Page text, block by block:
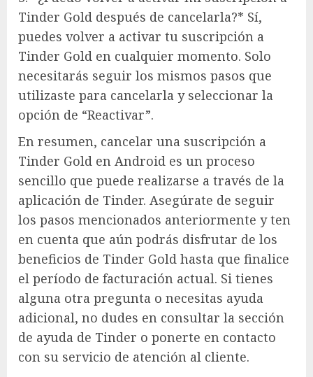
Tinder Gold después de cancelarla?* Sí,
puedes volver a activar tu suscripción a
Tinder Gold en cualquier momento. Solo
necesitarás seguir los mismos pasos que
utilizaste para cancelarla y seleccionar la
opción de “Reactivar”.
En resumen, cancelar una suscripción a
Tinder Gold en Android es un proceso
sencillo que puede realizarse a través de la
aplicación de Tinder. Asegúrate de seguir
los pasos mencionados anteriormente y ten
en cuenta que aún podrás disfrutar de los
beneficios de Tinder Gold hasta que finalice
el período de facturación actual. Si tienes
alguna otra pregunta o necesitas ayuda
adicional, no dudes en consultar la sección
de ayuda de Tinder o ponerte en contacto
con su servicio de atención al cliente.